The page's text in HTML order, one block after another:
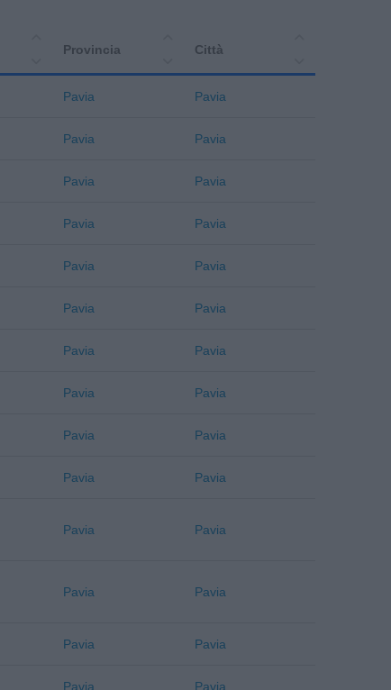
Provincia Città
Pavia Pavia
Pavia Pavia
Pavia Pavia
Pavia Pavia
Pavia Pavia
Pavia Pavia
Pavia Pavia
Pavia Pavia
Pavia Pavia
Pavia Pavia
Pavia Pavia
Pavia Pavia
Pavia Pavia
Pavia Pavia